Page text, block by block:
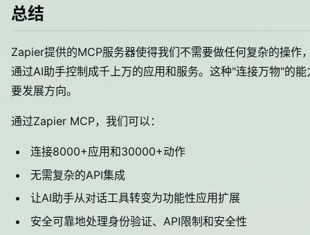
总结
Zapier提供的MCP服务器使得我们不需要做任何复杂的操作
通过AI助手控制成千上万的应用和服务。这种"连接万物"的
要发展方向。
通过Zapier MCP，我们可以：
连接8000+应用和30000+动作
无需复杂的API集成
让AI助手从对话工具转变为功能性应用扩展
安全可靠地处理身份验证、API限制和安全性